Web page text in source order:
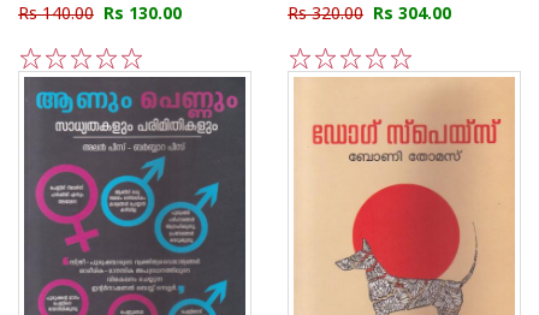
Rs 140.00 Rs 130.00
5
4
3
2
1
Rs 320.00 Rs 304.00
5
4
3
2
1